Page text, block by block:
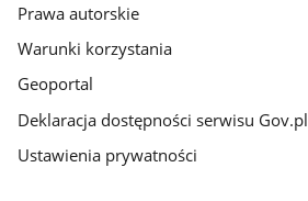
Prawa autorskie
Warunki korzystania
Geoportal
Deklaracja dostępności serwisu Gov.pl
Ustawienia prywatności